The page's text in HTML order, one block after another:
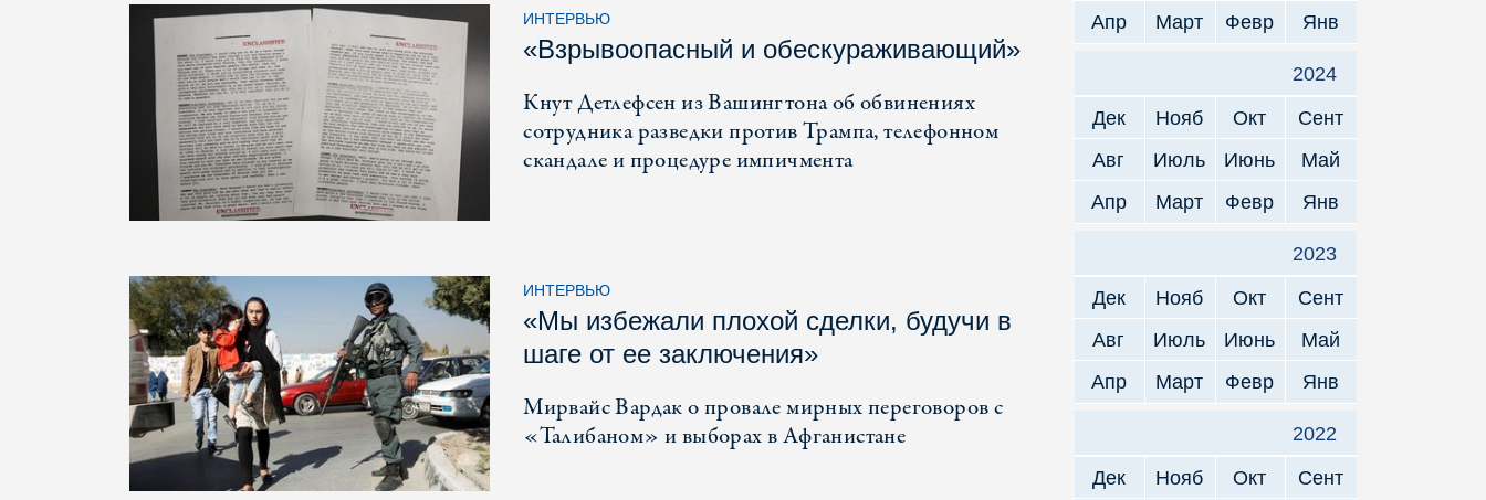
ИНТЕРВЬЮ
«Взрывоопасный и обескураживающий»
Кнут Детлефсен из Вашингтона об обвинениях
сотрудника разведки против Трампа, телефонном
скандале и процедуре импичмента
ИНТЕРВЬЮ
«Мы избежали плохой сделки, будучи в
шаге от ее заключения»
Мирвайс Вардак о провале мирных переговоров с
«Талибаном» и выборах в Афганистане
Апр
Март Февр Янв
2024
Дек
Нояб Окт
Сент
Авг
Июль Июнь
Май
Апр
Март Февр Янв
2023
Дек
Нояб Окт
Сент
Авг
Июль Июнь
Май
Апр
Март Февр Янв
2022
Дек
Нояб Окт
Сент